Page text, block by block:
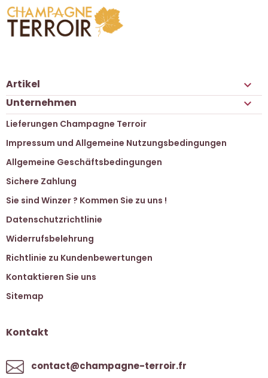
Artikel 
Unternehmen 
Lieferungen Champagne Terroir
Impressum und Allgemeine Nutzungsbedingungen
Allgemeine Geschäftsbedingungen
Sichere Zahlung
Sie sind Winzer ? Kommen Sie zu uns !
Datenschutzrichtlinie
Widerrufsbelehrung
Richtlinie zu Kundenbewertungen
Kontaktieren Sie uns
Sitemap
Kontakt
contact@champagne-terroir.fr